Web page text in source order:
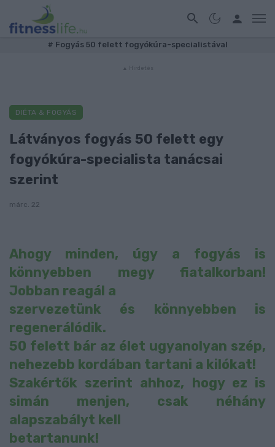
# Fogyás 50 felett fogyókúra-specialistával
DIÉTA & FOGYÁS
Látványos fogyás 50 felett egy
fogyókúra-specialista tanácsai
szerint
márc. 22
Ahogy minden, úgy a fogyás is
könnyebben megy fiatalkorban!
Jobban reagál a
szervezetünk és könnyebben is
regenerálódik.
50 felett bár az élet ugyanolyan szép,
nehezebb kordában tartani a kilókat!
Szakértők szerint ahhoz, hogy ez is
simán menjen, csak néhány
alapszabályt kell
betartanunk!